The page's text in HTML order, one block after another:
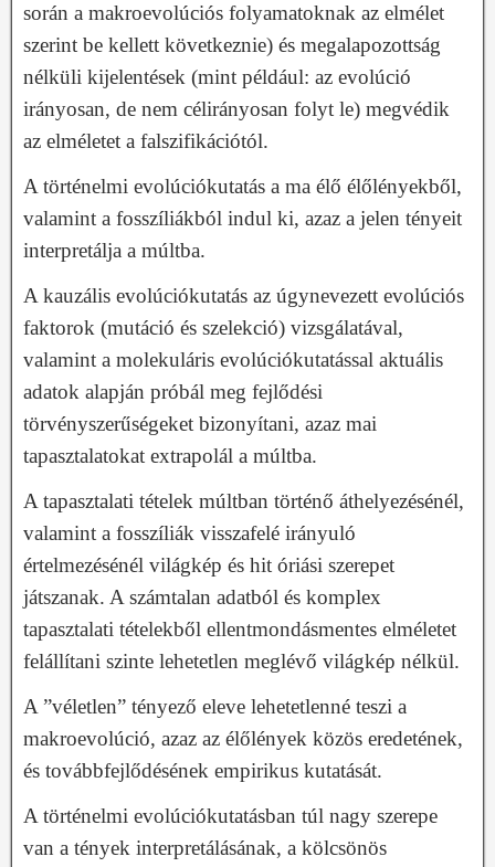
során a makroevolúciós folyamatoknak az elmélet
szerint be kellett következnie) és megalapozottság
nélküli kijelentések (mint például: az evolúció
irányosan, de nem célirányosan folyt le) megvédik
az elméletet a falszifikációtól.
A történelmi evolúciókutatás a ma élő élőlényekből,
valamint a fosszíliákból indul ki, azaz a jelen tényeit
interpretálja a múltba.
A kauzális evolúciókutatás az úgynevezett evolúciós
faktorok (mutáció és szelekció) vizsgálatával,
valamint a molekuláris evolúciókutatással aktuális
adatok alapján próbál meg fejlődési
törvényszerűségeket bizonyítani, azaz mai
tapasztalatokat extrapolál a múltba.
A tapasztalati tételek múltban történő áthelyezésénél,
valamint a fosszíliák visszafelé irányuló
értelmezésénél világkép és hit óriási szerepet
játszanak. A számtalan adatból és komplex
tapasztalati tételekből ellentmondásmentes elméletet
felállítani szinte lehetetlen meglévő világkép nélkül.
A ”véletlen” tényező eleve lehetetlenné teszi a
makroevolúció, azaz az élőlények közös eredetének,
és továbbfejlődésének empirikus kutatását.
A történelmi evolúciókutatásban túl nagy szerepe
van a tények interpretálásának, a kölcsönös